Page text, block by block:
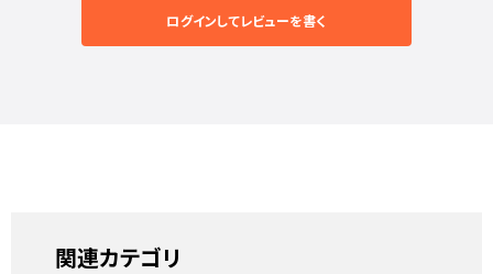
ログインしてレビューを書く
関連カテゴリ